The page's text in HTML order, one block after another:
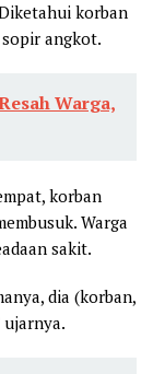
korban
angkot.
Warga,
korban
Warga
sakit.
dia (korban,
ujarnya.